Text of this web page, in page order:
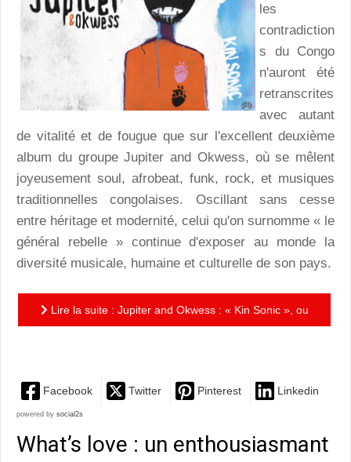
les
contradiction
s du Congo
n'auront été
retranscrites
avec autant
de vitalité et de fougue que sur l'excellent deuxième
album du groupe Jupiter and Okwess, où se mêlent
joyeusement soul, afrobeat, funk, rock, et musiques
traditionnelles congolaises. Oscillant sans cesse
entre héritage et modernité, celui qu'on surnomme « le
général rebelle » continue d'exposer au monde la
diversité musicale, humaine et culturelle de son pays.
Lire la suite : Jupiter and Okwess : « Kin Sonic », ou
Facebook Twitter Pinterest Linkedin
powered by social2s
What’s love : un enthousiasmant